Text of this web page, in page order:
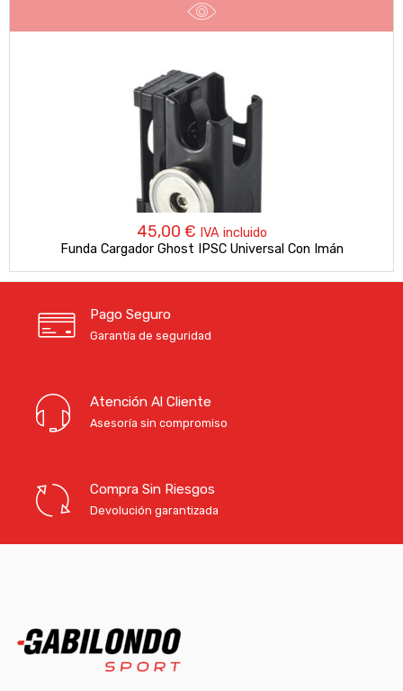
45,00 € IVA incluido
Funda Cargador Ghost IPSC Universal Con Imán
Pago Seguro
Garantía de seguridad
Atención Al Cliente
Asesoría sin compromiso
Compra Sin Riesgos
Devolución garantizada